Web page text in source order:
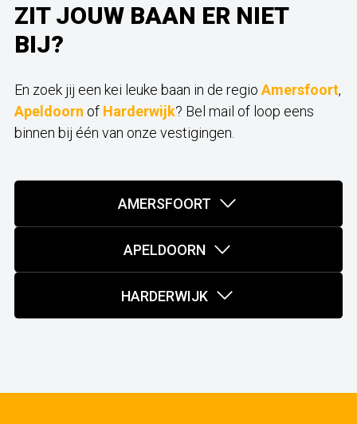
ZIT JOUW BAAN ER NIET
BIJ?
En zoek jij een kei leuke baan in de regio Amersfoort,
Apeldoorn of Harderwijk? Bel mail of loop eens
binnen bij één van onze vestigingen.
AMERSFOORT
APELDOORN
HARDERWIJK